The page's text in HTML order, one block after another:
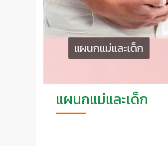
แผนกแม่และเด็ก
แผนกแม่และเด็ก